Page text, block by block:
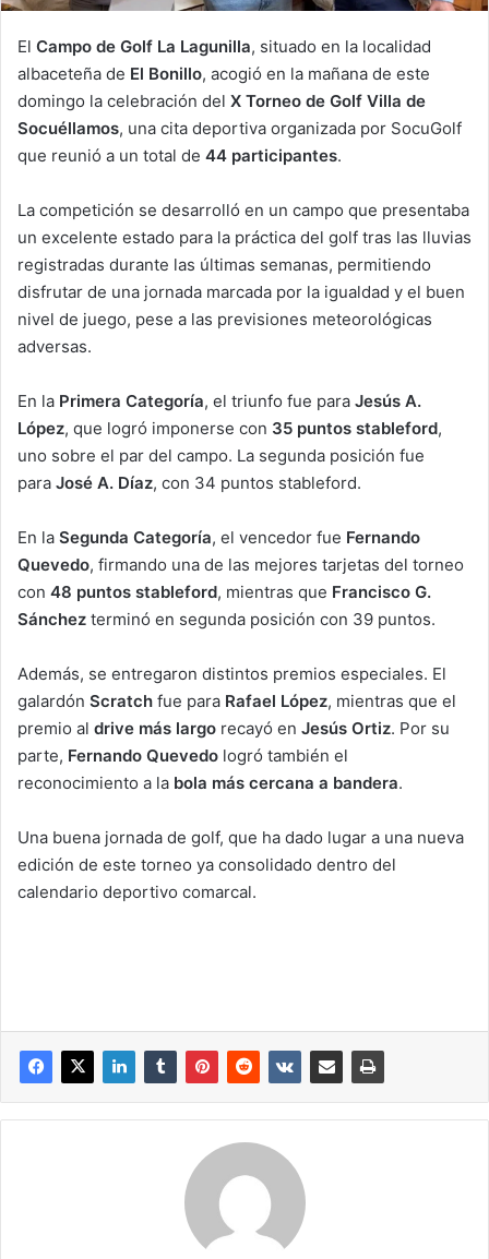
El Campo de Golf La Lagunilla, situado en la localidad
albaceteña de El Bonillo, acogió en la mañana de este
domingo la celebración del X Torneo de Golf Villa de
Socuéllamos, una cita deportiva organizada por SocuGolf
que reunió a un total de 44 participantes.
La competición se desarrolló en un campo que presentaba
un excelente estado para la práctica del golf tras las lluvias
registradas durante las últimas semanas, permitiendo
disfrutar de una jornada marcada por la igualdad y el buen
nivel de juego, pese a las previsiones meteorológicas
adversas.
En la Primera Categoría, el triunfo fue para Jesús A.
López, que logró imponerse con 35 puntos stableford,
uno sobre el par del campo. La segunda posición fue
para José A. Díaz, con 34 puntos stableford.
En la Segunda Categoría, el vencedor fue Fernando
Quevedo, firmando una de las mejores tarjetas del torneo
con 48 puntos stableford, mientras que Francisco G.
Sánchez terminó en segunda posición con 39 puntos.
Además, se entregaron distintos premios especiales. El
galardón Scratch fue para Rafael López, mientras que el
premio al drive más largo recayó en Jesús Ortiz. Por su
parte, Fernando Quevedo logró también el
reconocimiento a la bola más cercana a bandera.
Una buena jornada de golf, que ha dado lugar a una nueva
edición de este torneo ya consolidado dentro del
calendario deportivo comarcal.